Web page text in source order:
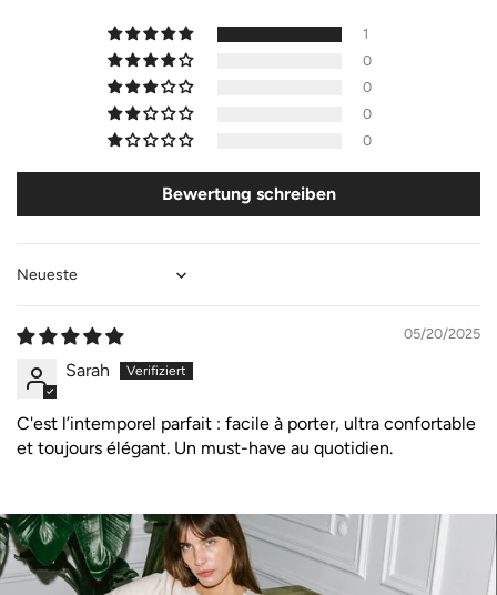
1
0
0
0
0
Bewertung schreiben
Sort by
05/20/2025
Sarah
C'est l’intemporel parfait : facile à porter, ultra confortable
et toujours élégant. Un must-have au quotidien.